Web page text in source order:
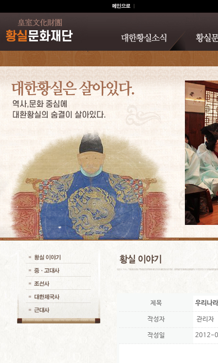
제목 우리나
작성자 관리자
작성일 2012-